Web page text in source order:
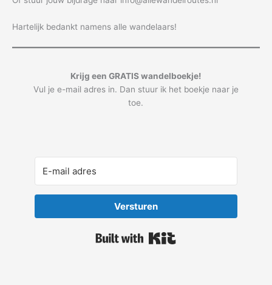
Hartelijk bedankt namens alle wandelaars!
Krijg een GRATIS wandelboekje!
Vul je e-mail adres in. Dan stuur ik het boekje naar je
toe.
Versturen